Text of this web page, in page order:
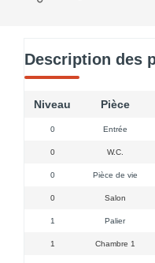
Description des
Niveau Pièce
0 Entrée
0 W.C.
0 Pièce de vie
0 Salon
1 Palier
1 Chambre 1